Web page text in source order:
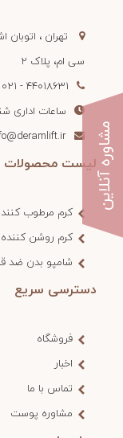
مشاوره آنلاین
تهران ، اتوبان
سی ام، پلاک 2
44018631 - 021
ساعات اداری
لیست محصولات
کرم مرطوب
کرم روشن
شامپو بدن ضد
دسترسی سریع
فروشگاه
اخبار
تماس با ما
مشاوره پوست